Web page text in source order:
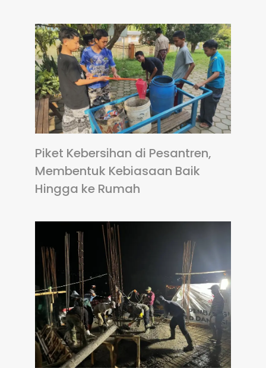
Piket Kebersihan di Pesantren,
Membentuk Kebiasaan Baik
Hingga ke Rumah